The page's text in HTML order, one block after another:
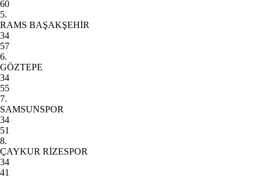
60
5.
RAMS BAŞAKŞEHİR
34
57
6.
GÖZTEPE
34
55
7.
SAMSUNSPOR
34
51
8.
ÇAYKUR RİZESPOR
34
41